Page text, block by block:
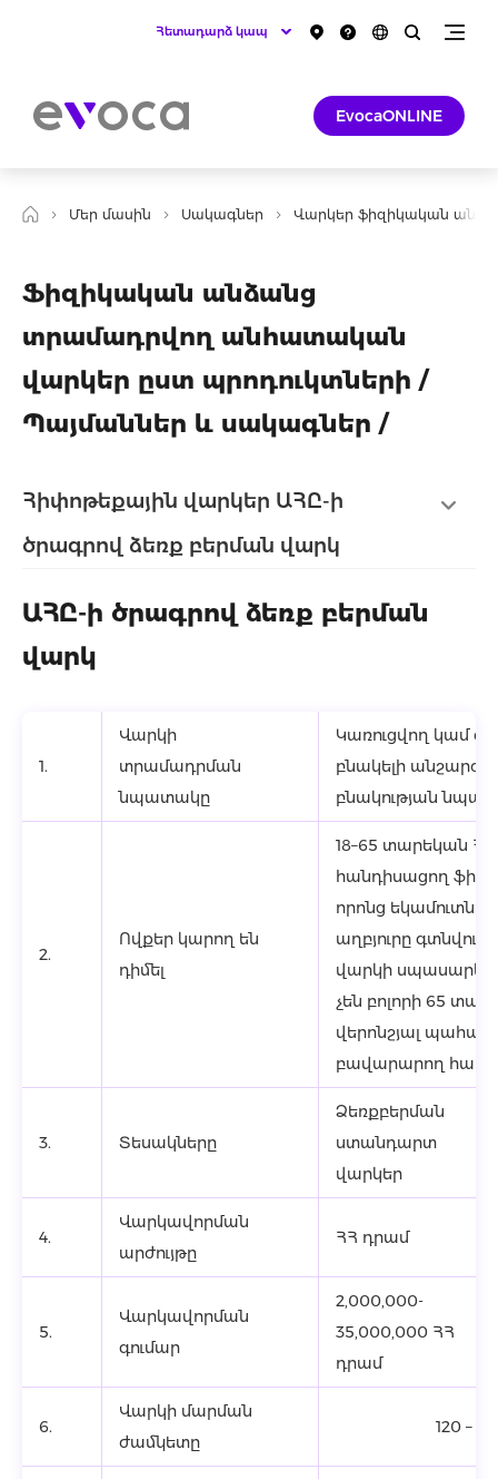
Հետադարձ կապ
EvocaONLINE
Մեր մասին Սակագներ Վարկեր ֆիզիկական
Ֆիզիկական անձանց
տրամադրվող անհատական
վարկեր ըստ պրոդուկտների /
Պայմաններ և սակագներ /
Հիփոթեքային վարկեր ԱՀԸ-ի
ծրագրով ձեռք բերման վարկ
ԱՀԸ-ի ծրագրով ձեռք բերման
վարկ
1.
Վարկի
տրամադրման
նպատակը
Կառուցվող կամ
բնակելի անշարժ
բնակության
2.
Ովքեր կարող են
դիմել
18–65 տարեկան
հանդիսացող
որոնց
աղբյուրը գտնվում
վարկի
չեն բոլորի 65
վերոնշյալ
բավարարող
3. Տեսակները
Ձեռքբերման
ստանդարտ
վարկեր
4.
Վարկավորման
արժույթը
ՀՀ դրամ
5.
Վարկավորման
գումար
2,000,000-
35,000,000 ՀՀ
դրամ
6.
Վարկի մարման
ժամկետը
120 –